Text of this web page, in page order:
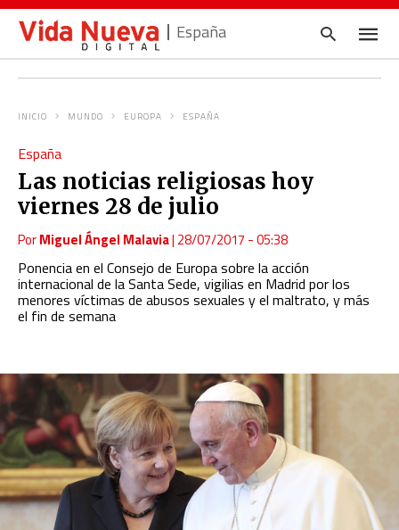
España
INICIO MUNDO EUROPA ESPAÑA
España
Las noticias religiosas hoy
viernes 28 de julio
PorMiguel Ángel Malavia| 28/07/2017 - 05:38
Ponencia en el Consejo de Europa sobre la acción
internacional de la Santa Sede, vigilias en Madrid por los
menores víctimas de abusos sexuales y el maltrato, y más
el fin de semana